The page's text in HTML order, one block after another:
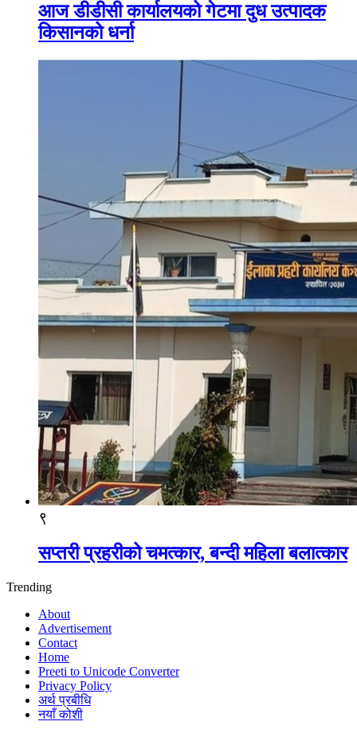
आज डीडीसी कार्यालयको गेटमा दुध उत्पादक
किसानको धर्ना
९
सप्तरी प्रहरीको चमत्कार, बन्दी महिला बलात्कार
Trending
About
Advertisement
Contact
Home
Preeti to Unicode Converter
Privacy Policy
अर्थ प्रबीधि
नयाँ कोशी